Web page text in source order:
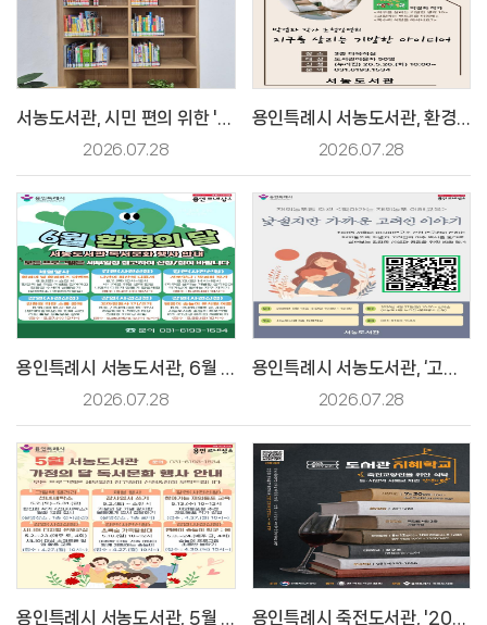
2026.07.28 2026.07.28
2026.07.28 2026.07.28